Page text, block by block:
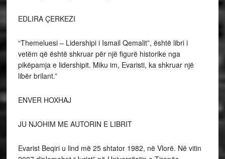
EDLIRA ÇERKEZI
“Themeluesi – Lidershipi i Ismail Qemalit”, është libri i
vetëm që është shkruar për një figurë historike nga
pikëpamja e lidershipit. Miku im, Evaristi, ka shkruar një
libër brilant.”
ENVER HOXHAJ
JU NJOHIM ME AUTORIN E LIBRIT
Evarist Beqiri u lind më 25 shtator 1982, në Vlorë. Në vitin